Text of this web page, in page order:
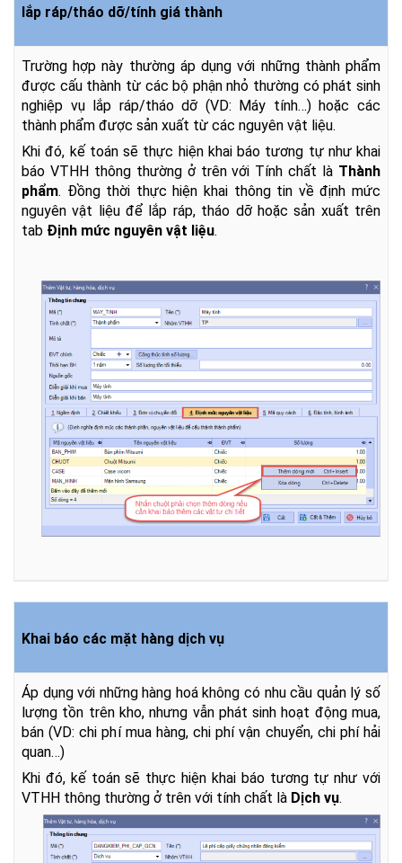
lắp ráp/tháo dỡ/tính giá thành
Trường hợp này thường áp dụng với những thành phẩm
được cấu thành từ các bộ phận nhỏ thường có phát sinh
nghiệp vụ lắp ráp/tháo dỡ (VD: Máy tính…) hoặc các
thành phẩm được sản xuất từ các nguyên vật liệu.
Khi đó, kế toán sẽ thực hiện khai báo tương tự như khai
báo VTHH thông thường ở trên với Tính chất là Thành
phẩm. Đồng thời thực hiện khai thông tin về định mức
nguyên vật liệu để lắp ráp, tháo dỡ hoặc sản xuất trên
tab Định mức nguyên vật liệu.
Khai báo các mặt hàng dịch vụ
Áp dụng với những hàng hoá không có nhu cầu quản lý số
lượng tồn trên kho, nhưng vẫn phát sinh hoạt động mua,
bán (VD: chi phí mua hàng, chi phí vận chuyển, chi phí hải
quan…)
Khi đó, kế toán sẽ thực hiện khai báo tương tự như với
VTHH thông thường ở trên với tính chất là Dịch vụ.